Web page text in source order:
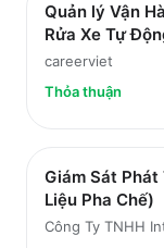
Quản lý Vận
Rửa Xe Tự
careerviet
Thỏa thuận
Giám Sát
Liệu Pha Chế)
Công Ty TNHH